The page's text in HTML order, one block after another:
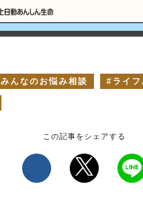
みんなのお悩み相談 ライ